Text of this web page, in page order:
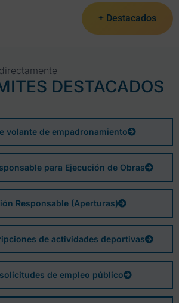
+ Destacados
DESTACADOS
volante de empadronamiento
para Ejecución de Obras
Responsable (Aperturas)
de actividades deportivas
de empleo público